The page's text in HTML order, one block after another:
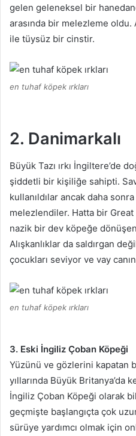
gelen geleneksel bir
arasında bir melezleme oldu.
ile tüysüz bir cinstir.
en tuhaf köpek ırkları
2. Danimarkalı
Büyük Tazı ırkı İngiltere’de
şiddetli bir kişiliğe sahipti.
kullanıldılar ancak daha
melezlendiler. Hatta bir Great
nazik bir dev köpeğe
Alışkanlıklar da saldırgan
çocukları seviyor ve vay
en tuhaf köpek ırkları
3. Eski İngiliz Çoban Köpeği
Yüzünü ve gözlerini kapatan
yıllarında Büyük Britanya’da
İngiliz Çoban Köpeği olarak
geçmişte başlangıçta çok
sürüye yardımcı olmak için